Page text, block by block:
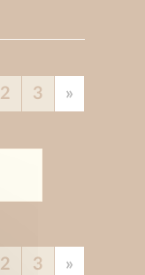
2 3 »
2 3 »